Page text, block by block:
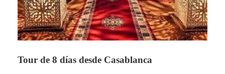
Tour de 8 días desde Casablanca